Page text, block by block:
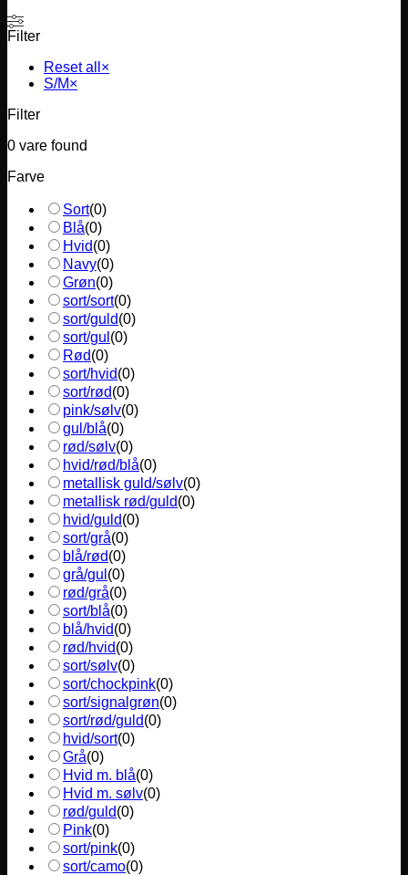
Filter
Reset all ×
S/M×
Filter
0 vare found
Farve
Sort(0)
Blå(0)
Hvid(0)
Navy(0)
Grøn(0)
sort/sort(0)
sort/guld(0)
sort/gul (0)
Rød(0)
sort/hvid(0)
sort/rød(0)
pink/sølv(0)
gul/blå(0)
rød/sølv(0)
hvid/rød/blå(0)
metallisk guld/sølv(0)
metallisk rød/guld(0)
hvid/guld(0)
sort/grå(0)
blå/rød(0)
grå/gul (0)
rød/grå(0)
sort/blå(0)
blå/hvid(0)
rød/hvid(0)
sort/sølv(0)
sort/chockpink(0)
sort/signalgrøn(0)
sort/rød/guld(0)
hvid/sort(0)
Grå(0)
Hvid m. blå(0)
Hvid m. sølv(0)
rød/guld(0)
Pink(0)
sort/pink(0)
sort/camo(0)